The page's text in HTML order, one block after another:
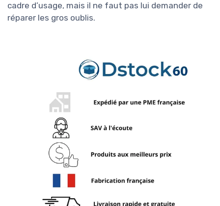
cadre d’usage, mais il ne faut pas lui demander de
réparer les gros oublis.